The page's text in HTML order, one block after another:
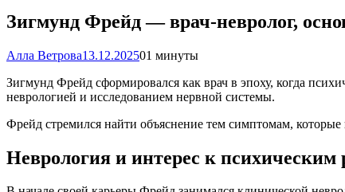
Зигмунд Фрейд — врач-невролог,
Алла Ветрова13.12.202501 минуты
Зигмунд Фрейд сформировался как врач в эпоху, когда
неврологией и исследованием нервной системы.
Фрейд стремился найти объяснение тем симптомам,
Неврология и интерес к психическим